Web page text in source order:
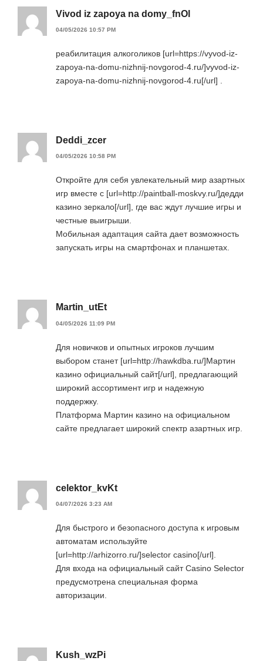
Vivod iz zapoya na domy_fnOl
04/05/2026 10:57 PM
реабилитация алкоголиков [url=https://vyvod-iz-
zapoya-na-domu-nizhnij-novgorod-4.ru/]vyvod-iz-
zapoya-na-domu-nizhnij-novgorod-4.ru[/url] .
Deddi_zcer
04/05/2026 10:58 PM
Откройте для себя увлекательный мир азартных
игр вместе с [url=http://paintball-moskvy.ru/]дедди
казино зеркало[/url], где вас ждут лучшие игры и
честные выигрыши.
Мобильная адаптация сайта дает возможность
запускать игры на смартфонах и планшетах.
Martin_utEt
04/05/2026 11:09 PM
Для новичков и опытных игроков лучшим
выбором станет [url=http://hawkdba.ru/]Мартин
казино официальный сайт[/url], предлагающий
широкий ассортимент игр и надежную
поддержку.
Платформа Мартин казино на официальном
сайте предлагает широкий спектр азартных игр.
celektor_kvKt
04/07/2026 3:23 AM
Для быстрого и безопасного доступа к игровым
автоматам используйте
[url=http://arhizorro.ru/]selector casino[/url].
Для входа на официальный сайт Casino Selector
предусмотрена специальная форма
авторизации.
Kush_wzPi